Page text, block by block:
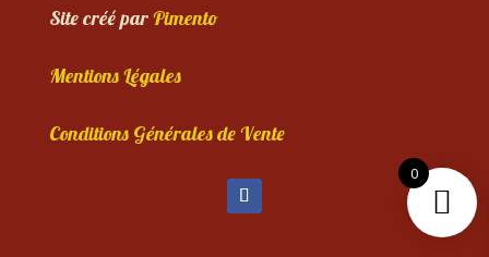
Site créé parPimento
Mentions Légales
Conditions Générales de Vente
0